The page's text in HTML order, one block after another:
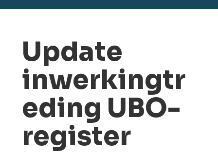
Update
inwerkingtr
eding UBO-
register